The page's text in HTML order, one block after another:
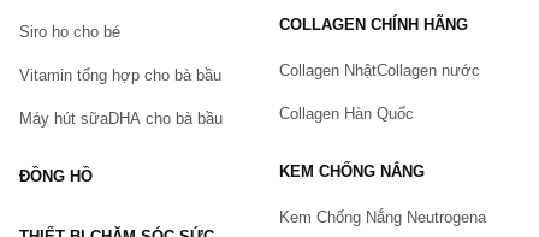
Siro ho cho bé
Vitamin tổng hợp cho bà bầu
Máy hút sữaDHA cho bà bầu
ĐỒNG HỒ
COLLAGEN CHÍNH HÃNG
Collagen NhậtCollagen nước
Collagen Hàn Quốc
KEM CHỐNG NẮNG
Kem Chống Nắng Neutrogena